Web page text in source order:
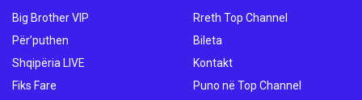
Big Brother VIP
Për’puthen
Shqipëria LIVE
Fiks Fare
Rreth Top Channel
Bileta
Kontakt
Puno në Top Channel